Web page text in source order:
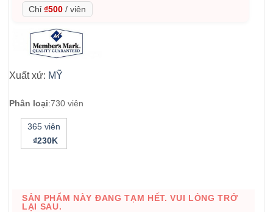
Chỉ ₫500 / viên
Xuất xứ: MỸ
Phân loại:730 viên
365 viên
₫230K
SẢN PHẨM NÀY ĐANG TẠM HẾT. VUI LÒNG TRỞ
LẠI SAU.